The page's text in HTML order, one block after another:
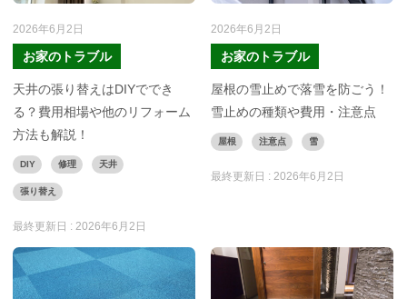
2026年6月2日
お家のトラブル
天井の張り替えはDIYででき
る？費用相場や他のリフォーム
方法も解説！
DIY 修理 天井
張り替え
最終更新日 : 2026年6月2日
2026年6月2日
お家のトラブル
屋根の雪止めで落雪を防ごう！
雪止めの種類や費用・注意点
屋根 注意点 雪
最終更新日 : 2026年6月2日